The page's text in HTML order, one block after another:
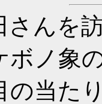
さんを
ボノ象
の当た